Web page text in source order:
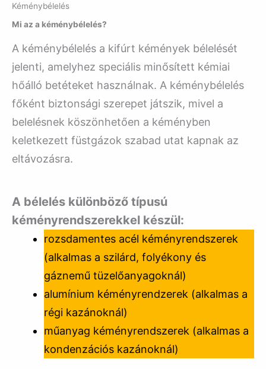
Kéménybélelés
Mi az a kéménybélelés?
A kéménybélelés a kifúrt kémények bélelését
jelenti, amelyhez speciális minősített kémiai
hőálló betéteket használnak. A kéménybélelés
főként biztonsági szerepet játszik, mivel a
belelésnek köszönhetően a kéményben
keletkezett füstgázok szabad utat kapnak az
eltávozásra.
A bélelés különböző típusú
kéményrendszerekkel készül:
rozsdamentes acél kéményrendszerek
(alkalmas a szilárd, folyékony és
gáznemű tüzelőanyagoknál)
alumínium kéményrendzerek (alkalmas a
régi kazánoknál)
műanyag kéményrendszerek (alkalmas a
kondenzációs kazánoknál)